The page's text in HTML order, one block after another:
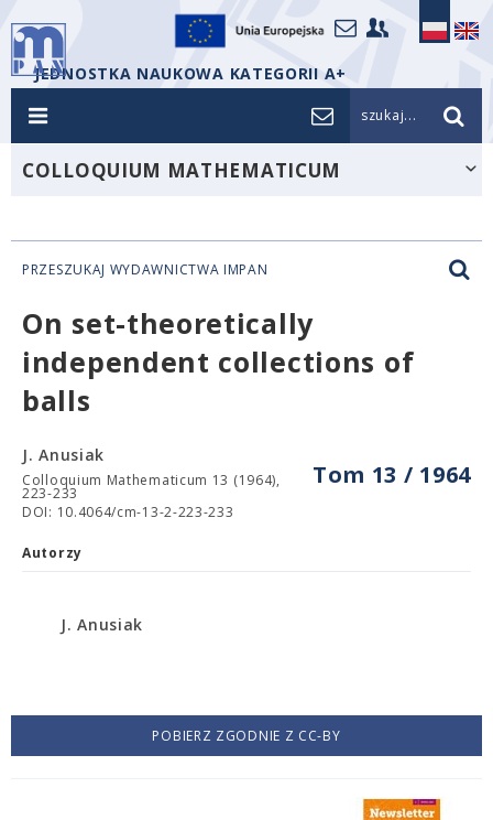
JEDNOSTKA NAUKOWA KATEGORII A+
szukaj...
COLLOQUIUM MATHEMATICUM
PRZESZUKAJ WYDAWNICTWA IMPAN
On set-theoretically
independent collections of
balls
Tom 13 / 1964
J. Anusiak
Colloquium Mathematicum 13 (1964),
223-233
DOI: 10.4064/cm-13-2-223-233
Autorzy
J. Anusiak
POBIERZ ZGODNIE Z CC-BY